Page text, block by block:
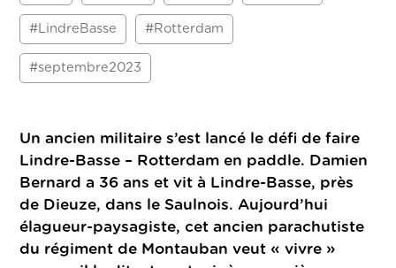
#LindreBasse #Rotterdam
#septembre2023
Un ancien militaire s’est lancé le défi de faire
Lindre-Basse – Rotterdam en paddle. Damien
Bernard a 36 ans et vit à Lindre-Basse, près
de Dieuze, dans le Saulnois. Aujourd’hui
élagueur-paysagiste, cet ancien parachutiste
du régiment de Montauban veut « vivre »